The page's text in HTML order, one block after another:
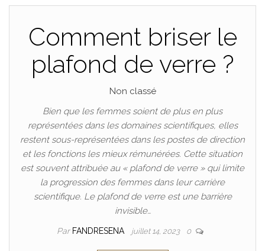
Comment briser le
plafond de verre ?
Non classé
Bien que les femmes soient de plus en plus
représentées dans les domaines scientifiques, elles
restent sous-représentées dans les postes de direction
et les fonctions les mieux rémunérées. Cette situation
est souvent attribuée au « plafond de verre » qui limite
la progression des femmes dans leur carrière
scientifique. Le plafond de verre est une barrière
invisible…
Par FANDRESENA juillet 14, 2023 0